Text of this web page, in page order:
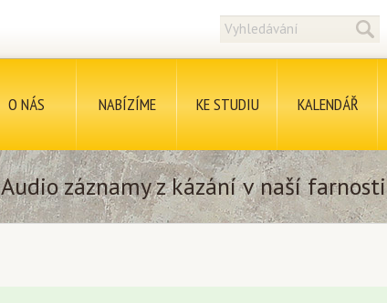
O NÁS NABÍZÍME KE STUDIU KALENDÁŘ
Audio záznamy z kázání v naší farnosti